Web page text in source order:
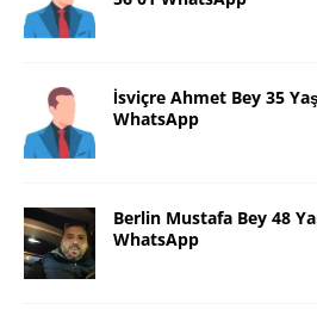
İsviçre Ahmet Bey 35
WhatsApp
Berlin Mustafa Bey 48
WhatsApp